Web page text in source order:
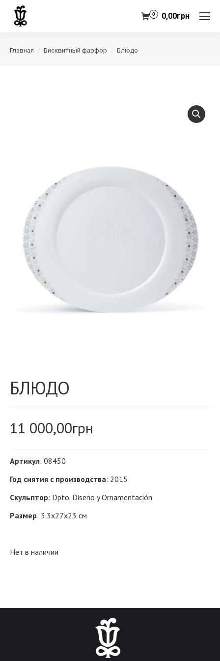
0,00грн
0
Главная Бисквитный фарфор Блюдо
БЛЮДО
11 000,00грн
Артикул: 08450
Год снятия с производства: 2015
Скульптор: Dpto. Diseño y Ornamentación
Размер: 3.3x27x23 см
Нет в наличии